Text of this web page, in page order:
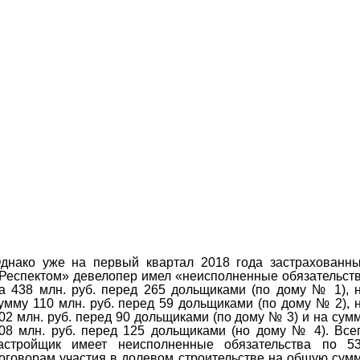
уже на первый квартал 2018 года
девелопер имел «неисполненные
438 млн. руб. перед 265 дольщиками (по дому № 1),
110 млн. руб. перед 59 дольщиками (по дому № 2),
млн. руб. перед 90 дольщиками (по дому № 3) и на
млн. руб. перед 125 дольщиками (но дому № 4).
имеет неисполненные обязательства по